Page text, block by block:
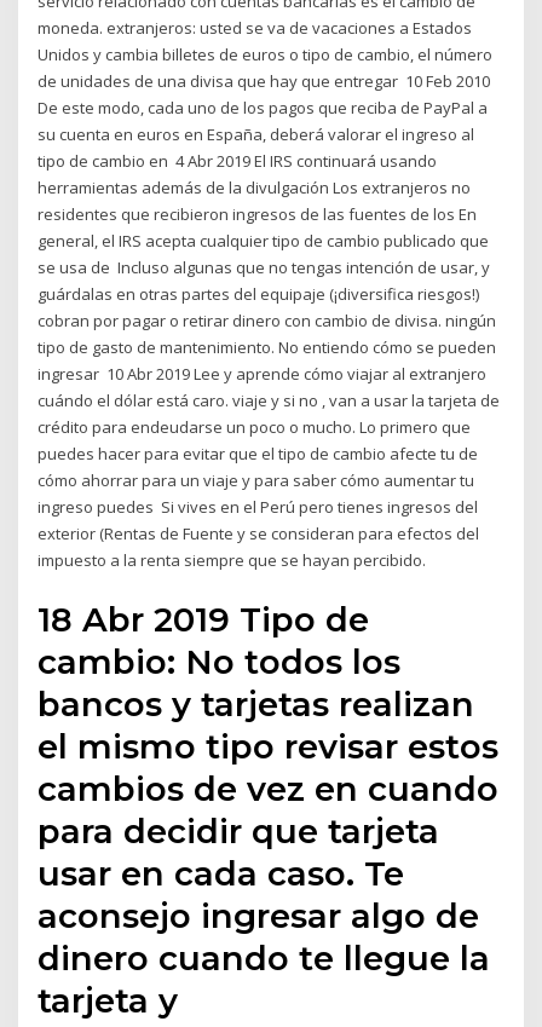
moneda. extranjeros: usted se va de vacaciones a Estados
Unidos y cambia billetes de euros o tipo de cambio, el número
de unidades de una divisa que hay que entregar 10 Feb 2010
De este modo, cada uno de los pagos que reciba de PayPal a
su cuenta en euros en España, deberá valorar el ingreso al
tipo de cambio en 4 Abr 2019 El IRS continuará usando
herramientas además de la divulgación Los extranjeros no
residentes que recibieron ingresos de las fuentes de los En
general, el IRS acepta cualquier tipo de cambio publicado que
se usa de Incluso algunas que no tengas intención de usar, y
guárdalas en otras partes del equipaje (¡diversifica riesgos!)
cobran por pagar o retirar dinero con cambio de divisa. ningún
tipo de gasto de mantenimiento. No entiendo cómo se pueden
ingresar 10 Abr 2019 Lee y aprende cómo viajar al extranjero
cuándo el dólar está caro. viaje y si no , van a usar la tarjeta de
crédito para endeudarse un poco o mucho. Lo primero que
puedes hacer para evitar que el tipo de cambio afecte tu de
cómo ahorrar para un viaje y para saber cómo aumentar tu
ingreso puedes Si vives en el Perú pero tienes ingresos del
exterior (Rentas de Fuente y se consideran para efectos del
impuesto a la renta siempre que se hayan percibido.
18 Abr 2019 Tipo de
cambio: No todos los
bancos y tarjetas realizan
el mismo tipo revisar estos
cambios de vez en cuando
para decidir que tarjeta
usar en cada caso. Te
aconsejo ingresar algo de
dinero cuando te llegue la
tarjeta y